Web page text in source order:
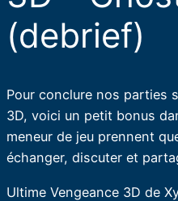
(debrief)
Pour conclure nos parties
3D, voici un petit bonus
meneur de jeu prennent
échanger, discuter et
Ultime Vengeance 3D de